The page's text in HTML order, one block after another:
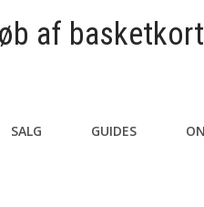
af
SALG GUIDES